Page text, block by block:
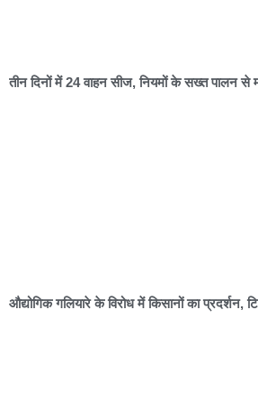
तीन दिनों में 24 वाहन सीज, नियमों के सख्त पालन से
औद्योगिक गलियारे के विरोध में किसानों का